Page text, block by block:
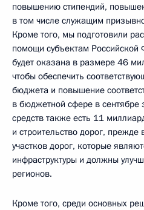
повышению стипендий,
в том числе служащим
Кроме того, мы подготовили
помощи субъектам
будет оказана в размере 46
чтобы обеспечить
бюджета и повышение
в бюджетной сфере в сентябре
средств также есть 11
и строительство дорог,
участков дорог, которые
инфраструктуры и должны
регионов.
Кроме того, среди основных